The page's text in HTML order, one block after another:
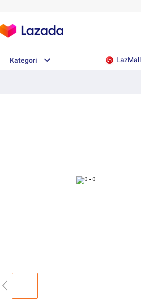
Kategori LazMall